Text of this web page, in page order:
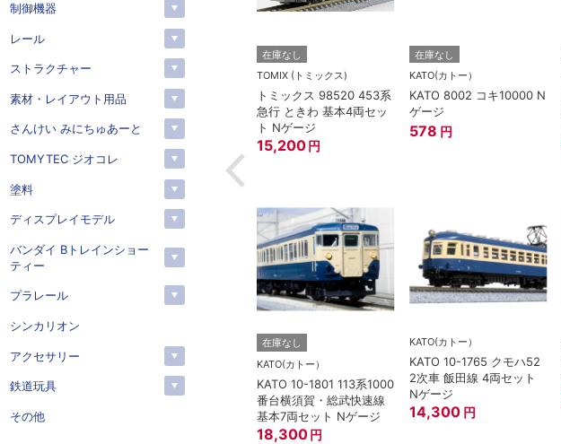
825 延長コー
KATO 11-704 カプラー密
連形 A グレー (20個入)
(アーノルドカプラー用対
応)
352 円
在庫なし
TOMIX (トミックス)
トミックス 98520 453系
急行 ときわ 基本4両セッ
ト Nゲージ
15,200 円
在庫なし
KATO(カトー）
KATO 8002 コキ10000 N
ゲージ
578 円
在庫なし
KATO(カトー）
KATO 10-1801 113系1000
番台横須賀・総武快速線
基本7両セット Nゲージ
18,300 円
KATO(カトー）
KATO 10-1765 クモハ52
2次車 飯田線 4両セット
Nゲージ
14,300 円
制御機器
レール
ストラクチャー
素材・レイアウト用品
さんけい みにちゅあーと
TOMYTEC ジオコレ
塗料
ディスプレイモデル
バンダイ Bトレインショー
ティー
プラレール
シンカリオン
アクセサリー
鉄道玩具
その他